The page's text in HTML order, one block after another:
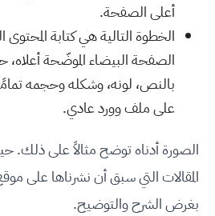
أعلى الصفحة.
الخطوة التالية هي كتابة المحتوى
الصفحة البيضاء الموضّحة
بالنص، لونه، وشكله وحجمه
على ملف وورد عادي.
الصورة أدناه توضح مثالاً على ذلك.
المقالات التي سبق أن نشرناها على
بغرض الشرح والتوضيح.